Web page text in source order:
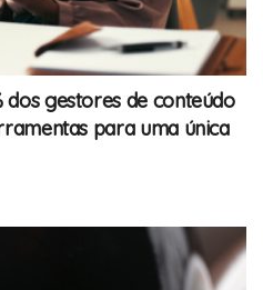
dos gestores de conteúdo
para uma única